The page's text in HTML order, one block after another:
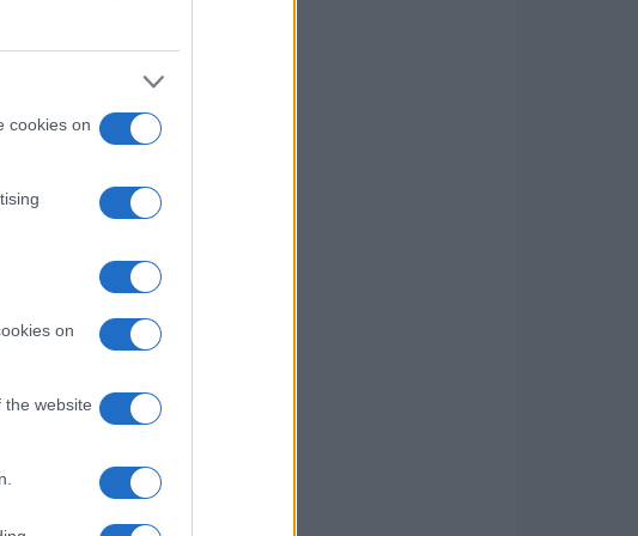
cookies on
on
the website